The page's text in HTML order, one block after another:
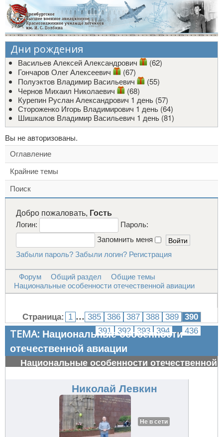
Дни рождения
Васильев Алексей Александрович
(62)
Гончаров Олег Алексеевич
(67)
Полуэктов Владимир Васильевич
(55)
Чернов Михаил Николаевич
(68)
Курепин Руслан Александрович 1 день (57)
Стороженко Игорь Владимирович 1 день (64)
Шишкалов Владимир Васильевич 1 день (81)
Вы не авторизованы.
Оглавление
Крайние темы
Поиск
Добро пожаловать, Гость
Логин:
Пароль:
Запомнить меня
Забыли пароль? Забыли логин? Регистрация
Форум Общий раздел
Общие темы
Национальные особенности отечественной авиации
Страница: 1 ... 385 386 387 388 389
390
391
392 393 394 ... 436
ТЕМА: Национальные особенности
отечественной авиации
Национальные особенности отечественной
Николай Левкин
Не в сети